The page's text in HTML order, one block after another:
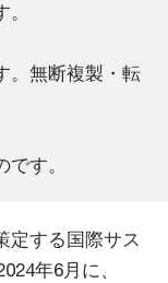
。無断複製・転
す。
定する国際サス
年6月に、